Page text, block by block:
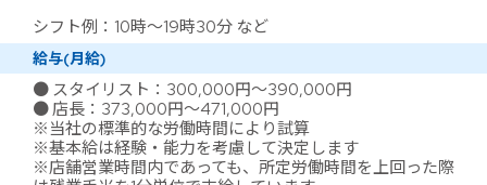
シフト例：10時～19時30分 など
給与(月給)
● スタイリスト：300,000円～390,000円
● 店長：373,000円～471,000円
※当社の標準的な労働時間により試算
※基本給は経験・能力を考慮して決定します
※店舗営業時間内であっても、所定労働時間を上回った際